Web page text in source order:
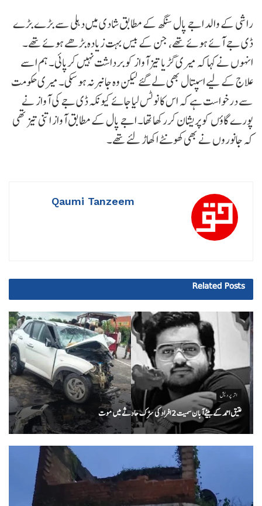
راشی کے والد اجے پال سنگھ کے مطابق شادی میں دہلی سے بڑے بڑے
ڈی جے آئے ہوئے تھے، جن کے بیس بہت زیادہ بڑھے ہوئے تھے۔
انہوں نے کہا کہ میری گڑیا تیز آواز کو برداشت نہیں کرپائی۔ ہم اسے
علاج کے لیے اسپتال بھی لے گئے لیکن وہ جانبر نہ ہو سکی۔ میری حکومت
سے درخواست ہے کہ اس کا نوٹس لیا جائے کیونکہ ڈی جے کی آواز نے
پورے گاؤں کو پریشان کررکھا تھا۔ اجے پال کے مطابق آواز اتنی تیز تھی
کہ جانوروں نے بھی کھونٹے اکھاڑ لئے تھے۔
Qaumi Tanzeem
Related Posts
اتر پردیش
عتیق احمد کے بیٹے آبان سمیت 2 افراد کی سڑک حادثے میں موت